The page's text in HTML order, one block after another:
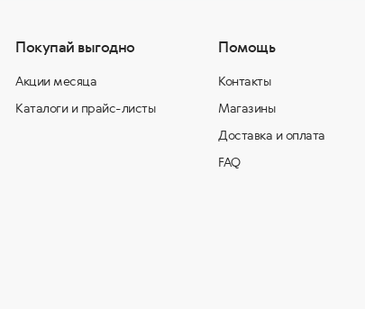
Покупай выгодно
Акции месяца
Каталоги и прайс-листы
Помощь
Контакты
Магазины
Доставка и оплата
FAQ